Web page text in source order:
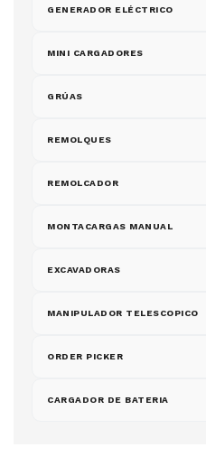
GENERADOR ELÉCTRICO
MINI CARGADORES
GRÚAS
REMOLQUES
REMOLCADOR
MONTACARGAS MANUAL
EXCAVADORAS
MANIPULADOR TELESCOPICO
ORDER PICKER
CARGADOR DE BATERIA